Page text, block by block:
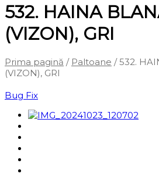
532. HAINA
(VIZON), GRI
Prima pagină / Paltoane / 532.
(VIZON), GRI
Bug Fix